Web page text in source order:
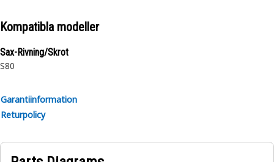
Kompatibla modeller
Sax-Rivning/Skrot
S80
Garantiinformation
Returpolicy